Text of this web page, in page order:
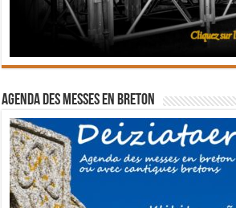
Agenda des messes en breton